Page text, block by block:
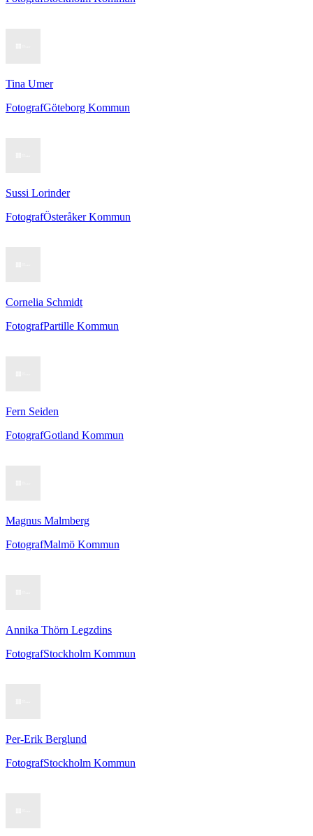
Tina Umer
FotografGöteborg Kommun
Sussi Lorinder
FotografÖsteråker Kommun
Cornelia Schmidt
FotografPartille Kommun
Fern Seiden
FotografGotland Kommun
Magnus Malmberg
FotografMalmö Kommun
Annika Thörn Legzdins
FotografStockholm Kommun
Per-Erik Berglund
FotografStockholm Kommun